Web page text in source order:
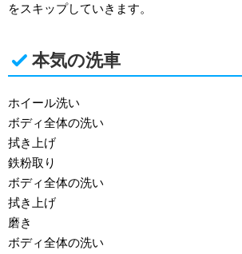
をスキップしていきます。
本気の洗車
ホイール洗い
ボディ全体の洗い
拭き上げ
鉄粉取り
ボディ全体の洗い
拭き上げ
磨き
ボディ全体の洗い